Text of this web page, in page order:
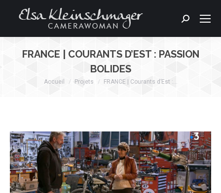
Search:
FRANCE | COURANTS D’EST : PASSION
BOLIDES
Vous êtes ici :
Accueil Projets FRANCE | Courants d’Est :…